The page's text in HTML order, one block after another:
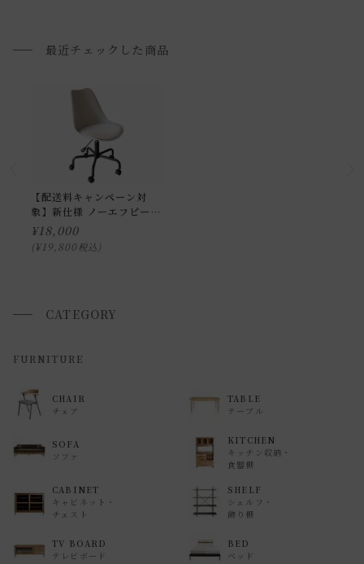
返品・交換について
ご覧ください。
最近チェックした商品
【配送料キャンペーン対
象】新仕様 ノーエフピー
キャスター チェア
¥18,000
¥19,800 税込
CATEGORY
FURNITURE
CHAIR
チェア
TABLE
テーブル
SOFA
ソファ
KITCHEN
キッチン収納・
食器棚
CABINET
キャビネット・
チェスト
SHELF
シェルフ・
飾り棚
TV BOARD
テレビボード
BED
ベッド